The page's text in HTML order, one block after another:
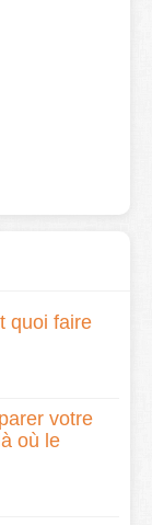
quoi faire
votre
où le